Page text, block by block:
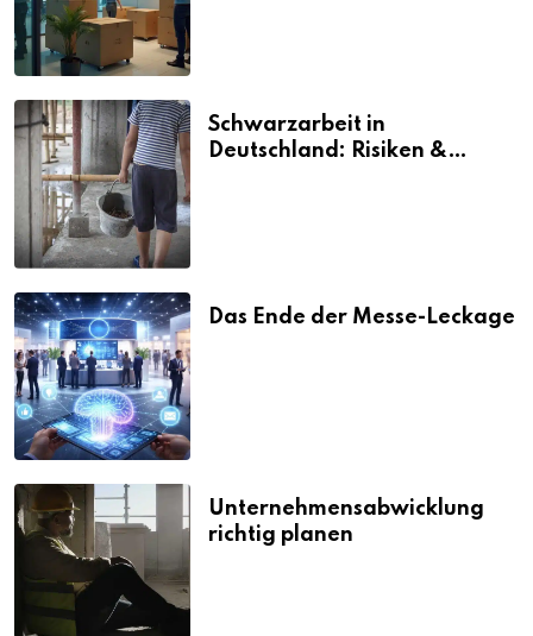
Schwarzarbeit in
Deutschland: Risiken &
Das Ende der Messe-Leckage
Unternehmensabwicklung
richtig planen